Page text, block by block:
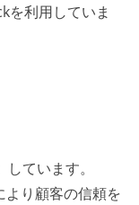
を利用していま
ています。
より顧客の信頼を